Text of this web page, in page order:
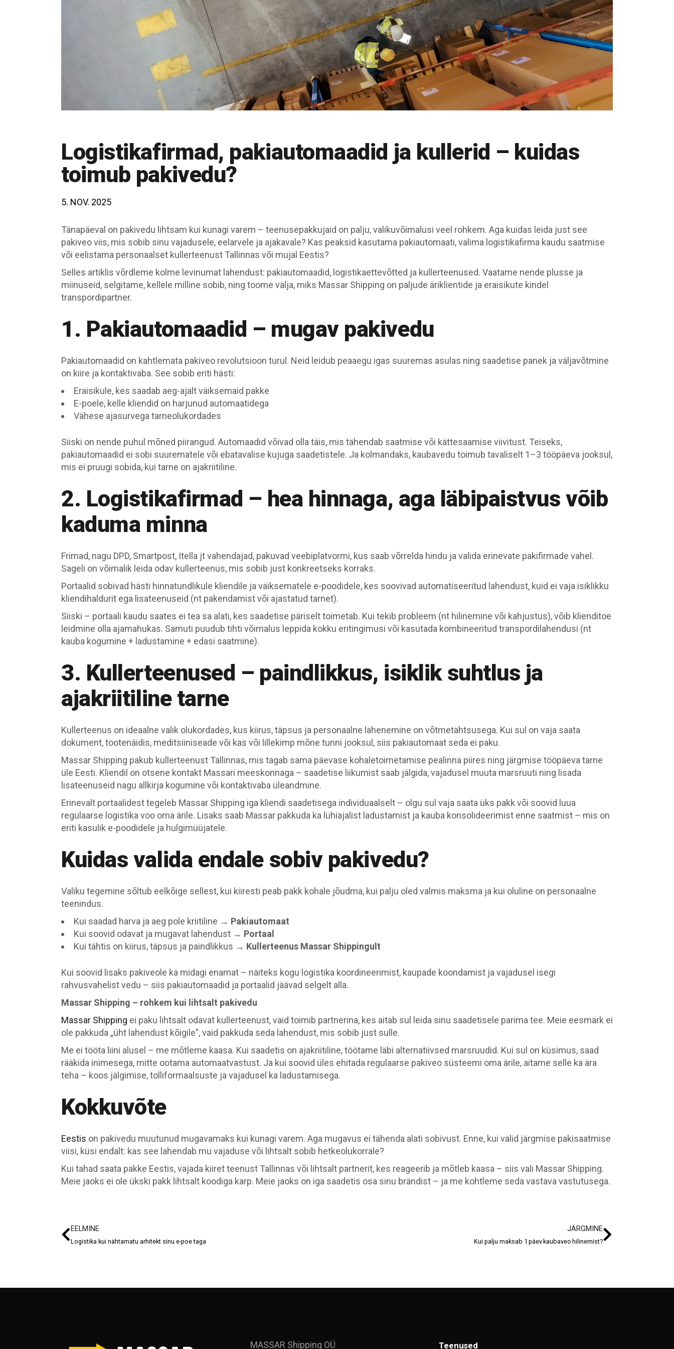
Logistikafirmad, pakiautomaadid ja kullerid – kuidas
toimub pakivedu?
5. NOV. 2025
Tänapäeval on pakivedu lihtsam kui kunagi varem – teenusepakkujaid on palju, valikuvõimalusi veel rohkem. Aga kuidas leida just see
pakiveo viis, mis sobib sinu vajadusele, eelarvele ja ajakavale? Kas peaksid kasutama pakiautomaati, valima logistikafirma kaudu saatmise
või eelistama personaalset kullerteenust Tallinnas või mujal Eestis?
Selles artiklis võrdleme kolme levinumat lahendust: pakiautomaadid, logistikaettevõtted ja kullerteenused. Vaatame nende plusse ja
miinuseid, selgitame, kellele milline sobib, ning toome välja, miks Massar Shipping on paljude äriklientide ja eraisikute kindel
transpordipartner.
1. Pakiautomaadid – mugav pakivedu
Pakiautomaadid on kahtlemata pakiveo revolutsioon turul. Neid leidub peaaegu igas suuremas asulas ning saadetise panek ja väljavõtmine
on kiire ja kontaktivaba. See sobib eriti hästi:
Eraisikule, kes saadab aeg-ajalt väiksemaid pakke
E-poele, kelle kliendid on harjunud automaatidega
Vähese ajasurvega tarneolukordades
Siiski on nende puhul mõned piirangud. Automaadid võivad olla täis, mis tähendab saatmise või kättesaamise viivitust. Teiseks,
pakiautomaadid ei sobi suurematele või ebatavalise kujuga saadetistele. Ja kolmandaks, kaubavedu toimub tavaliselt 1–3 tööpäeva jooksul,
mis ei pruugi sobida, kui tarne on ajakriitiline.
2. Logistikafirmad – hea hinnaga, aga läbipaistvus võib
kaduma minna
Frimad, nagu DPD, Smartpost, Itella jt vahendajad, pakuvad veebiplatvormi, kus saab võrrelda hindu ja valida erinevate pakifirmade vahel.
Sageli on võimalik leida odav kullerteenus, mis sobib just konkreetseks korraks.
Portaalid sobivad hästi hinnatundlikule kliendile ja väiksematele e-poodidele, kes soovivad automatiseeritud lahendust, kuid ei vaja isiklikku
kliendihaldurit ega lisateenuseid (nt pakendamist või ajastatud tarnet).
Siiski – portaali kaudu saates ei tea sa alati, kes saadetise päriselt toimetab. Kui tekib probleem (nt hilinemine või kahjustus), võib klienditoe
leidmine olla ajamahukas. Samuti puudub tihti võimalus leppida kokku eritingimusi või kasutada kombineeritud transpordilahendusi (nt
kauba kogumine + ladustamine + edasi saatmine).
3. Kullerteenused – paindlikkus, isiklik suhtlus ja
ajakriitiline tarne
Kullerteenus on ideaalne valik olukordades, kus kiirus, täpsus ja personaalne lähenemine on võtmetähtsusega. Kui sul on vaja saata
dokument, tootenäidis, meditsiiniseade või kas või lillekimp mõne tunni jooksul, siis pakiautomaat seda ei paku.
Massar Shipping pakub kullerteenust Tallinnas, mis tagab sama päevase kohaletoimetamise pealinna piires ning järgmise tööpäeva tarne
üle Eesti. Kliendil on otsene kontakt Massari meeskonnaga – saadetise liikumist saab jälgida, vajadusel muuta marsruuti ning lisada
lisateenuseid nagu allkirja kogumine või kontaktivaba üleandmine.
Erinevalt portaalidest tegeleb Massar Shipping iga kliendi saadetisega individuaalselt – olgu sul vaja saata üks pakk või soovid luua
regulaarse logistika voo oma ärile. Lisaks saab Massar pakkuda ka lühiajalist ladustamist ja kauba konsolideerimist enne saatmist – mis on
eriti kasulik e-poodidele ja hulgimüüjatele.
Kuidas valida endale sobiv pakivedu?
Valiku tegemine sõltub eelkõige sellest, kui kiiresti peab pakk kohale jõudma, kui palju oled valmis maksma ja kui oluline on personaalne
teenindus.
Kui saadad harva ja aeg pole kriitiline → Pakiautomaat
Kui soovid odavat ja mugavat lahendust → Portaal
Kui tähtis on kiirus, täpsus ja paindlikkus → Kullerteenus Massar Shippingult
Kui soovid lisaks pakiveole ka midagi enamat – näiteks kogu logistika koordineerimist, kaupade koondamist ja vajadusel isegi
rahvusvahelist vedu – siis pakiautomaadid ja portaalid jäävad selgelt alla.
Massar Shipping – rohkem kui lihtsalt pakivedu
Massar Shipping ei paku lihtsalt odavat kullerteenust, vaid toimib partnerina, kes aitab sul leida sinu saadetisele parima tee. Meie eesmärk ei
ole pakkuda „üht lahendust kõigile”, vaid pakkuda seda lahendust, mis sobib just sulle.
Me ei tööta liini alusel – me mõtleme kaasa. Kui saadetis on ajakriitiline, töötame läbi alternatiivsed marsruudid. Kui sul on küsimus, saad
rääkida inimesega, mitte ootama automaatvastust. Ja kui soovid üles ehitada regulaarse pakiveo süsteemi oma ärile, aitame selle ka ära
teha – koos jälgimise, tolliformaalsuste ja vajadusel ka ladustamisega.
Kokkuvõte
Eestis on pakivedu muutunud mugavamaks kui kunagi varem. Aga mugavus ei tähenda alati sobivust. Enne, kui valid järgmise pakisaatmise
viisi, küsi endalt: kas see lahendab mu vajaduse või lihtsalt sobib hetkeolukorrale?
Kui tahad saata pakke Eestis, vajada kiiret teenust Tallinnas või lihtsalt partnerit, kes reageerib ja mõtleb kaasa – siis vali Massar Shipping.
Meie jaoks ei ole ükski pakk lihtsalt koodiga karp. Meie jaoks on iga saadetis osa sinu brändist – ja me kohtleme seda vastava vastutusega.
EELMINE
Logistika kui nähtamatu arhitekt sinu e-poe taga
JÄRGMINE
Kui palju maksab 1 päev kaubaveo hilinemist?
MASSAR Shipping OÜ Teenused